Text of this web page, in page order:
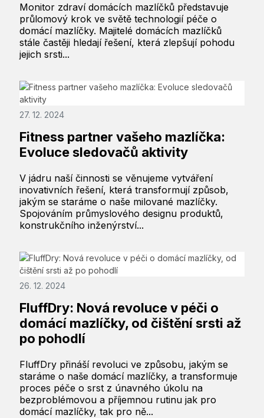
Monitor zdraví domácích mazlíčků představuje
průlomový krok ve světě technologií péče o
domácí mazlíčky. Majitelé domácích mazlíčků
stále častěji hledají řešení, která zlepšují pohodu
jejich srsti...
27. 12. 2024
Fitness partner vašeho mazlíčka:
Evoluce sledovačů aktivity
V jádru naší činnosti se věnujeme vytváření
inovativních řešení, která transformují způsob,
jakým se staráme o naše milované mazlíčky.
Spojováním průmyslového designu produktů,
konstrukčního inženýrství...
26. 12. 2024
FluffDry: Nová revoluce v péči o
domácí mazlíčky, od čištění srsti až
po pohodlí
FluffDry přináší revoluci ve způsobu, jakým se
staráme o naše domácí mazlíčky, a transformuje
proces péče o srst z únavného úkolu na
bezproblémovou a příjemnou rutinu jak pro
domácí mazlíčky, tak pro ně...